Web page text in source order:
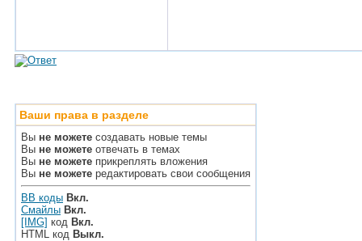
Ваши права в разделе
Вы не можете создавать новые темы
Вы не можете отвечать в темах
Вы не можете прикреплять вложения
Вы не можете редактировать свои сообщения
BB коды Вкл.
Смайлы Вкл.
[IMG] код Вкл.
HTML код Выкл.